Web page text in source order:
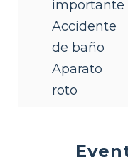
importante
Accidente
de baño
Aparato
roto